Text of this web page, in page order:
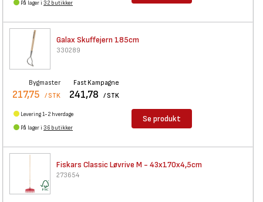
På lager i 32 butikker
Galax Skuffejern 185cm
330289
Bygmaster
217,75 / STK
Fast Kampagne
241,78 / STK
Levering 1-2 hverdage
På lager i 36 butikker
Se produkt
Fiskars Classic Løvrive M - 43x170x4,5cm
273654